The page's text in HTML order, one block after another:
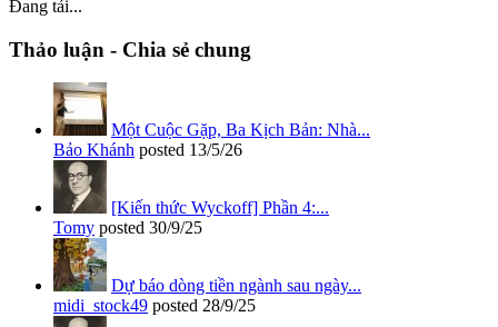
Đang tải...
Thảo luận - Chia sẻ chung
Một Cuộc Gặp, Ba Kịch Bản: Nhà...
Bảo Khánh posted 13/5/26
[Kiến thức Wyckoff] Phần 4:...
Tomy posted 30/9/25
Dự báo dòng tiền ngành sau ngày...
midi_stock49 posted 28/9/25